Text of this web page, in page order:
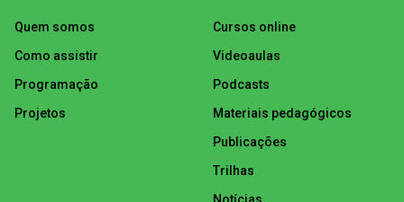
Quem somos
Como assistir
Programação
Projetos
Cursos online
Videoaulas
Podcasts
Materiais pedagógicos
Publicações
Trilhas